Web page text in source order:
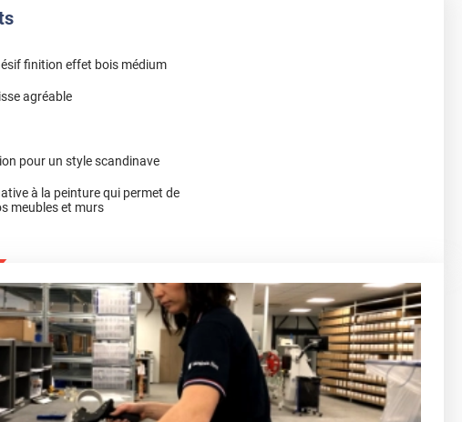
finition effet bois médium
agréable
pour un style scandinave
à la peinture qui permet de
meubles et murs